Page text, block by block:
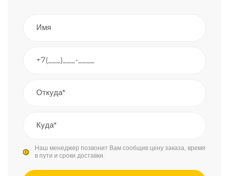
Наш менеджер позвонит Вам сообщив цену заказа, время
в пути и сроки доставки.